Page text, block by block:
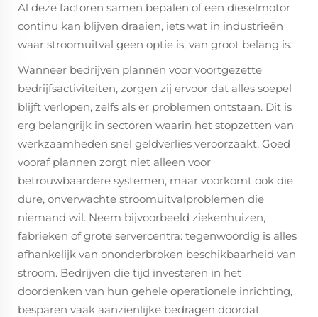
Al deze factoren samen bepalen of een dieselmotor
continu kan blijven draaien, iets wat in industrieën
waar stroomuitval geen optie is, van groot belang is.
Wanneer bedrijven plannen voor voortgezette
bedrijfsactiviteiten, zorgen zij ervoor dat alles soepel
blijft verlopen, zelfs als er problemen ontstaan. Dit is
erg belangrijk in sectoren waarin het stopzetten van
werkzaamheden snel geldverlies veroorzaakt. Goed
vooraf plannen zorgt niet alleen voor
betrouwbaardere systemen, maar voorkomt ook die
dure, onverwachte stroomuitvalproblemen die
niemand wil. Neem bijvoorbeeld ziekenhuizen,
fabrieken of grote servercentra: tegenwoordig is alles
afhankelijk van ononderbroken beschikbaarheid van
stroom. Bedrijven die tijd investeren in het
doordenken van hun gehele operationele inrichting,
besparen vaak aanzienlijke bedragen doordat